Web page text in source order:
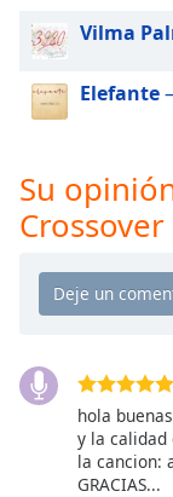
Color
Opacity
Caption
Area
Background
Font
Vilma
Elefante
Su
Crossover
hola
y la calidad
la cancion:
GRACIAS...